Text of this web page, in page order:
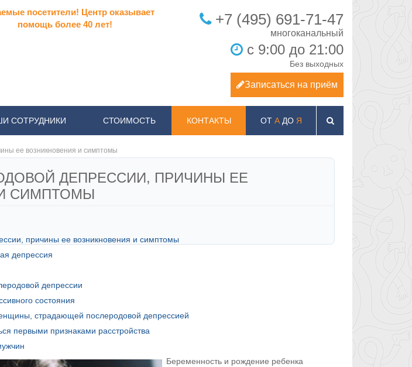
посетители! Центр оказывает
помощь более 40 лет!
+7 (495) 691-71-47
с 9:00 до 21:00
Без выходных
Записаться на приём
СОТРУДНИКИ СТОИМОСТЬ КОНТАКТЫ ОТ АДО Я
ее возникновения и симптомы
ДЕПРЕССИИ, ПРИЧИНЫ ЕЕ
СИМПТОМЫ
причины ее возникновения и симптомы
депрессия
депрессии
состояния
страдающей послеродовой депрессией
первыми признаками расстройства
Беременность и рождение ребенка